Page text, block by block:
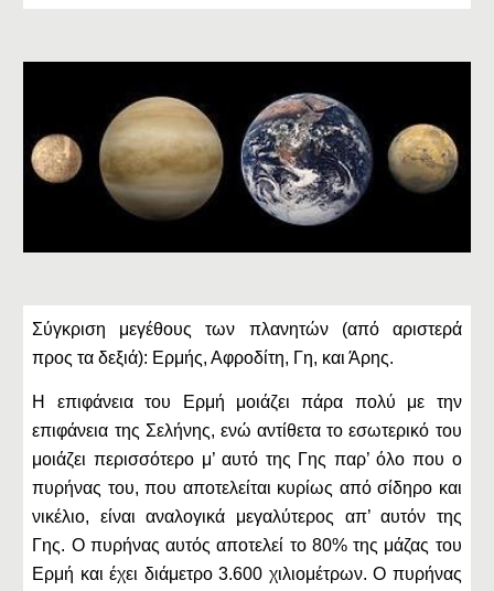
Σύγκριση μεγέθους των πλανητών (από αριστερά
προς τα δεξιά): Ερμής, Αφροδίτη, Γη, και Άρης.
Η επιφάνεια του Ερμή μοιάζει πάρα πολύ με την
επιφάνεια της Σελήνης, ενώ αντίθετα το εσωτερικό του
μοιάζει περισσότερο μ’ αυτό της Γης παρ’ όλο που ο
πυρήνας του, που αποτελείται κυρίως από σίδηρο και
νικέλιο, είναι αναλογικά μεγαλύτερος απ’ αυτόν της
Γης. Ο πυρήνας αυτός αποτελεί το 80% της μάζας του
Ερμή και έχει διάμετρο 3.600 χιλιομέτρων. Ο πυρήνας